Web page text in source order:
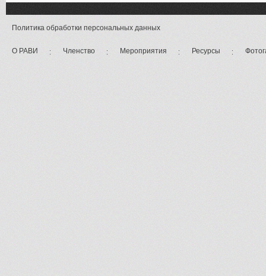
Политика обработки персональных данных
О РАВИ Членство Мероприятия Ресурсы